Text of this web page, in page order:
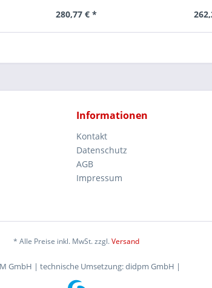
280,77 € *
Informationen
Kontakt
Datenschutz
AGB
Impressum
* Alle Preise inkl. MwSt. zzgl.Versand
GmbH | technische Umsetzung: didpm GmbH |